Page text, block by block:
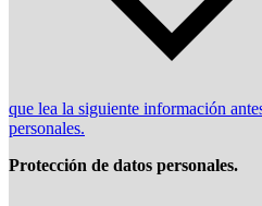
que lea la siguiente información
personales.
Protección de datos personales.